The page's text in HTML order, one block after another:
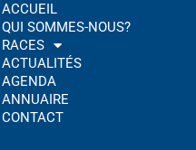
ACCUEIL
QUI SOMMES-NOUS?
RACES
ACTUALITÉS
AGENDA
ANNUAIRE
CONTACT